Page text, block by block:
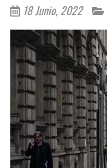
18 Junio, 2022